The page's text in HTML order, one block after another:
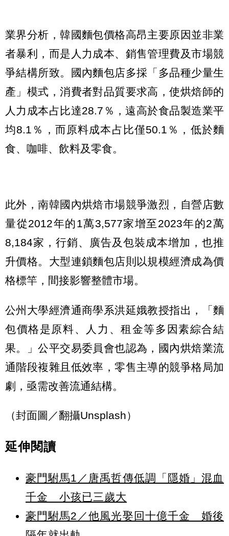
業界分析，韓國麵包價格高昂主要原因並非業
者暴利，而是人力成本、銷售管理費及市場競
爭結構所致。國內麵包店多採「多品種少量生
產」模式，消費者對品質要求高，使烘焙師的
人力成本占比達28.7％，遠高於食品製造業平
均8.1％，而原料成本占比僅50.1％，低於麵
食、咖啡、飲料及零食。
此外，南韓國內烘焙市場競爭激烈，自營店數
量從2012年的1萬3,577家增至2023年的2萬
8,184家，行銷、廣告及包裝成本增加，也推
升價格。大型連鎖麵包店則以規模經濟成為價
格標竿，間接影響整體市場。
公州大學經濟通商學系洪延娥教授指出，「麵
包價格是原料、人力、租金等多因素綜合結
果。」公平交易委員會也認為，國內烘焙業流
通階段複雜且低效率，零售主導的競爭格局加
劇，亟需改善流通結構。
（封面圖／翻攝Unsplash）
延伸閱讀
豪門駙馬1／唐禹哲傳低調「隱婚」混血
千金 小孩已三歲大
豪門駙馬2／他風光娶回十億千金 婚後